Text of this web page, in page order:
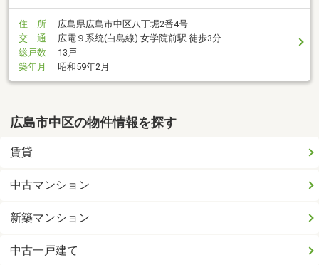
住 所
広島県広島市中区八丁堀2番4号
交 通
広電９系統(白島線) 女学院前駅 徒歩3分
総戸数
13戸
築年月
昭和59年2月
広島市中区の物件情報を探す
賃貸
中古マンション
新築マンション
中古一戸建て